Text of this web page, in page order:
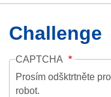
DomůKolekce
Prohlížení
O
Challenge
CAPTCHA
Prosím odšktrtněte
robot.